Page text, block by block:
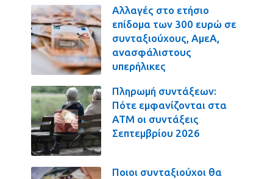
Αλλαγές στο ετήσιο
επίδομα των 300 ευρώ σε
συνταξιούχους, ΑμεΑ,
ανασφάλιστους
υπερήλικες
Πληρωμή συντάξεων:
Πότε εμφανίζονται στα
ΑΤΜ οι συντάξεις
Σεπτεμβρίου 2026
Ποιοι συνταξιούχοι θα